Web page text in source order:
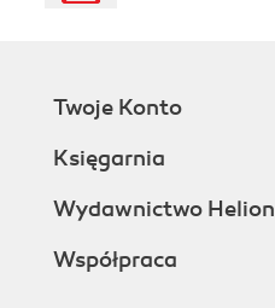
Twoje Konto
Księgarnia
Wydawnictwo Helion
Współpraca